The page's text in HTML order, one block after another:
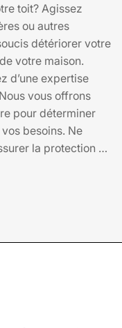
toit? Agissez
ou autres
détériorer votre
votre maison.
d’une expertise
vous offrons
pour déterminer
besoins. Ne
la protection de
savoir-faire de Bati
accessibles à